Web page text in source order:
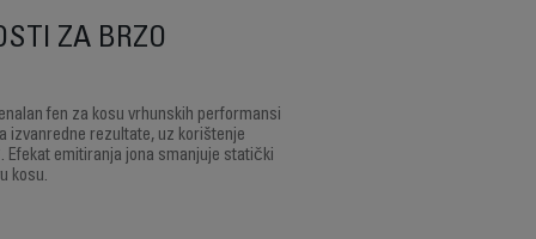
ZA BRZO
fen za kosu vrhunskih performansi
izvanredne rezultate, uz korištenje
Efekat emitiranja jona smanjuje statički
kosu.